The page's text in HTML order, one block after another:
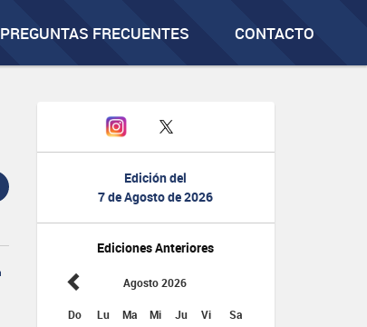
PREGUNTAS FRECUENTES CONTACTO
Edición del
7 de Agosto de 2026
Ediciones Anteriores
Agosto 2026
Do Lu Ma Mi Ju Vi Sa